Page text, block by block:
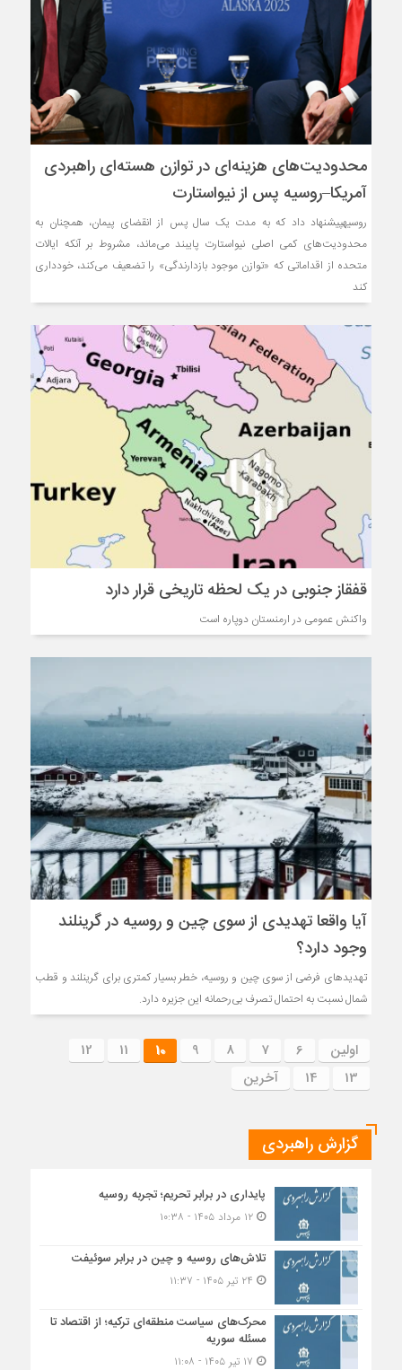
محدودیت‌های هزینه‌ای در توازن هسته‌ای راهبردی
آمریکا–روسیه پس از نیواستارت
روسیهپیشنهاد داد که به مدت یک سال پس از انقضای پیمان، همچنان به
محدودیت‌های کمی اصلی نیواستارت پایبند می‌ماند، مشروط بر آنکه ایالات
متحده از اقداماتی که «توازن موجود بازدارندگی» را تضعیف می‌کند، خودداری
کند
قفقاز جنوبی در یک لحظه تاریخی قرار دارد
واکنش عمومی در ارمنستان دوپاره است
آیا واقعا تهدیدی از سوی چین و روسیه در گرینلند
وجود دارد؟
تهدیدهای فرضی از سوی چین و روسیه، خطر بسیار کمتری برای گرینلند و قطب
شمال نسبت به احتمال تصرف بی‌رحمانه این جزیره دارد.
اولین 6
7
8
9
10
11
12
13
14 آخرین
گزارش راهبردی
پایداری در برابر تحریم؛ تجربه روسیه
۱۲ مرداد ۱۴۰۵ - ۱۰:۳۸
تلاش‌های روسیه و چین در برابر سوئیفت
محرک‌های سیاست منطقه‌‎ای ترکیه؛ از اقتصاد تا
مسئله سوریه